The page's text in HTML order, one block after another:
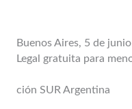
Buenos Aires, 5
Legal gratuita
ción SUR Argentina